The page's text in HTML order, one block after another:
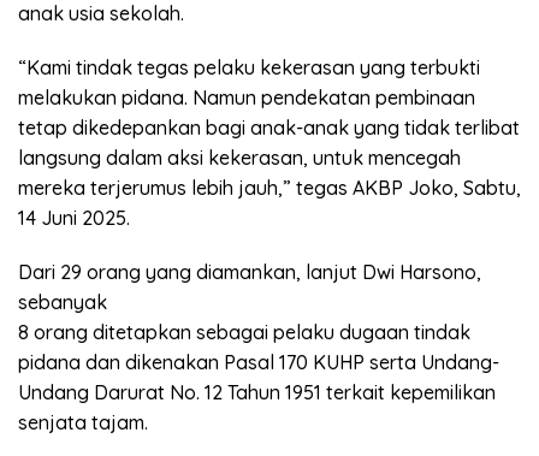
anak usia sekolah.
“Kami tindak tegas pelaku kekerasan yang terbukti
melakukan pidana. Namun pendekatan pembinaan
tetap dikedepankan bagi anak-anak yang tidak terlibat
langsung dalam aksi kekerasan, untuk mencegah
mereka terjerumus lebih jauh,” tegas AKBP Joko, Sabtu,
14 Juni 2025.
Dari 29 orang yang diamankan, lanjut Dwi Harsono,
sebanyak
8 orang ditetapkan sebagai pelaku dugaan tindak
pidana dan dikenakan Pasal 170 KUHP serta Undang-
Undang Darurat No. 12 Tahun 1951 terkait kepemilikan
senjata tajam.